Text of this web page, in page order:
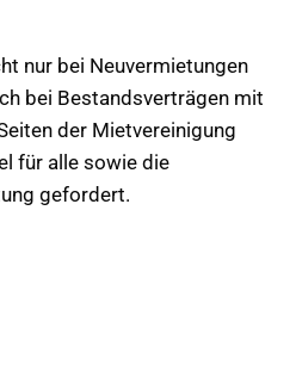
nur bei Neuvermietungen
bei Bestandsverträgen mit
der Mietvereinigung
für alle sowie die
gefordert.